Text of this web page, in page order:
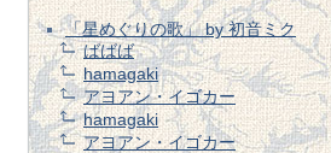
「星めぐりの歌」 by 初音ミク
ばばば
hamagaki
アヨアン・イゴカー
hamagaki
アヨアン・イゴカー